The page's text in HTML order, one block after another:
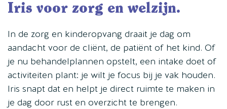
Iris voor zorg en welzijn.
In de zorg en kinderopvang draait je dag om
aandacht voor de cliënt, de patiënt of het kind. Of
je nu behandelplannen opstelt, een intake doet of
activiteiten plant: je wilt je focus bij je vak houden.
Iris snapt dat en helpt je direct ruimte te maken in
je dag door rust en overzicht te brengen.